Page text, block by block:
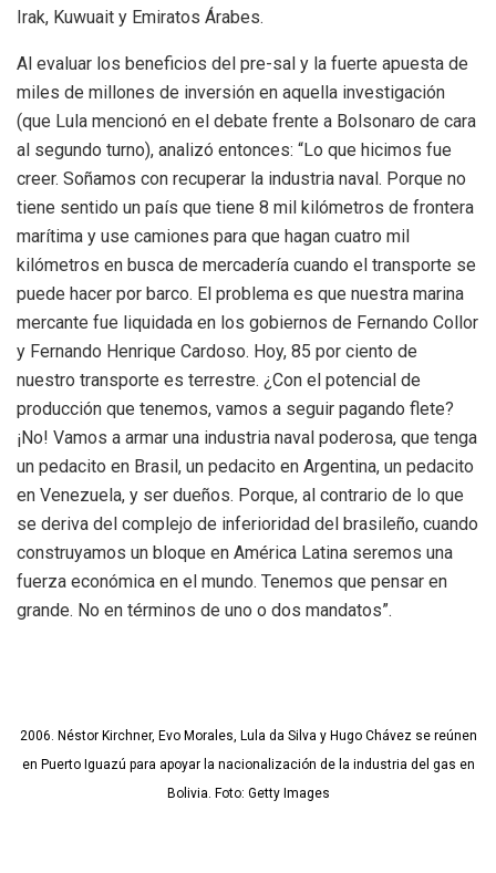
Irak, Kuwuait y Emiratos Árabes.
Al evaluar los beneficios del pre-sal y la fuerte apuesta de
miles de millones de inversión en aquella investigación
(que Lula mencionó en el debate frente a Bolsonaro de cara
al segundo turno), analizó entonces: “Lo que hicimos fue
creer. Soñamos con recuperar la industria naval. Porque no
tiene sentido un país que tiene 8 mil kilómetros de frontera
marítima y use camiones para que hagan cuatro mil
kilómetros en busca de mercadería cuando el transporte se
puede hacer por barco. El problema es que nuestra marina
mercante fue liquidada en los gobiernos de Fernando Collor
y Fernando Henrique Cardoso. Hoy, 85 por ciento de
nuestro transporte es terrestre. ¿Con el potencial de
producción que tenemos, vamos a seguir pagando flete?
¡No! Vamos a armar una industria naval poderosa, que tenga
un pedacito en Brasil, un pedacito en Argentina, un pedacito
en Venezuela, y ser dueños. Porque, al contrario de lo que
se deriva del complejo de inferioridad del brasileño, cuando
construyamos un bloque en América Latina seremos una
fuerza económica en el mundo. Tenemos que pensar en
grande. No en términos de uno o dos mandatos”.
2006. Néstor Kirchner, Evo Morales, Lula da Silva y Hugo Chávez se reúnen
en Puerto Iguazú para apoyar la nacionalización de la industria del gas en
Bolivia. Foto: Getty Images